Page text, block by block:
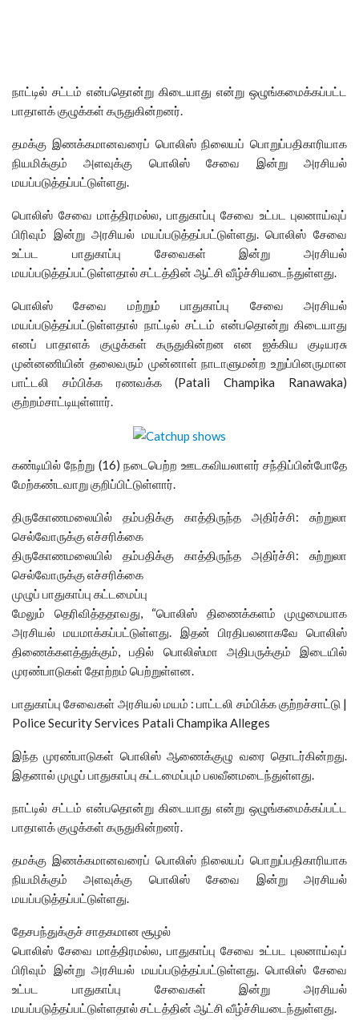
நாட்டில் சட்டம் என்பதொன்று கிடையாது என்று ஒழுங்கமைக்கப்பட்ட
பாதாளக் குழுக்கள் கருதுகின்றனர்.
தமக்கு இணக்கமானவரைப் பொலிஸ் நிலையப் பொறுப்பதிகாரியாக
நியமிக்கும் அளவுக்கு பொலிஸ் சேவை இன்று அரசியல்
மயப்படுத்தப்பட்டுள்ளது.
பொலிஸ் சேவை மாத்திரமல்ல, பாதுகாப்பு சேவை உட்பட புலனாய்வுப்
பிரிவும் இன்று அரசியல் மயப்படுத்தப்பட்டுள்ளது. பொலிஸ் சேவை
உட்பட பாதுகாப்பு சேவைகள் இன்று அரசியல்
மயப்படுத்தப்பட்டுள்ளதால் சட்டத்தின் ஆட்சி வீழ்ச்சியடைந்துள்ளது.
பொலிஸ் சேவை மற்றும் பாதுகாப்பு சேவை அரசியல்
மயப்படுத்தப்பட்டுள்ளதால் நாட்டில் சட்டம் என்பதொன்று கிடையாது
எனப் பாதாளக் குழுக்கள் கருதுகின்றன என ஐக்கிய குடியரசு
முன்னணியின் தலைவரும் முன்னாள் நாடாளுமன்ற உறுப்பினருமான
பாட்டலி சம்பிக்க ரணவக்க (Patali Champika Ranawaka)
குற்றம்சாட்டியுள்ளார்.
கண்டியில் நேற்று (16) நடைபெற்ற ஊடகவியலாளர் சந்திப்பின்போதே
மேற்கண்டவாறு குறிப்பிட்டுள்ளார்.
திருகோணமலையில் தம்பதிக்கு காத்திருந்த அதிர்ச்சி: சுற்றுலா
செல்வோருக்கு எச்சரிக்கை
திருகோணமலையில் தம்பதிக்கு காத்திருந்த அதிர்ச்சி: சுற்றுலா
செல்வோருக்கு எச்சரிக்கை
முழுப் பாதுகாப்பு கட்டமைப்பு
மேலும் தெரிவித்ததாவது, “பொலிஸ் திணைக்களம் முழுமையாக
அரசியல் மயமாக்கப்பட்டுள்ளது. இதன் பிரதிபலனாகவே பொலிஸ்
திணைக்களத்துக்கும், பதில் பொலிஸ்மா அதிபருக்கும் இடையில்
முரண்பாடுகள் தோற்றம் பெற்றுள்ளன.
பாதுகாப்பு சேவைகள் அரசியல் மயம் : பாட்டலி சம்பிக்க குற்றச்சாட்டு |
Police Security Services Patali Champika Alleges
இந்த முரண்பாடுகள் பொலிஸ் ஆணைக்குழு வரை தொடர்கின்றது.
இதனால் முழுப் பாதுகாப்பு கட்டமைப்பும் பலவீனமடைந்துள்ளது.
நாட்டில் சட்டம் என்பதொன்று கிடையாது என்று ஒழுங்கமைக்கப்பட்ட
பாதாளக் குழுக்கள் கருதுகின்றனர்.
தமக்கு இணக்கமானவரைப் பொலிஸ் நிலையப் பொறுப்பதிகாரியாக
நியமிக்கும் அளவுக்கு பொலிஸ் சேவை இன்று அரசியல்
மயப்படுத்தப்பட்டுள்ளது.
தேசபந்துக்குச் சாதகமான சூழல்
பொலிஸ் சேவை மாத்திரமல்ல, பாதுகாப்பு சேவை உட்பட புலனாய்வுப்
பிரிவும் இன்று அரசியல் மயப்படுத்தப்பட்டுள்ளது. பொலிஸ் சேவை
உட்பட பாதுகாப்பு சேவைகள் இன்று அரசியல்
மயப்படுத்தப்பட்டுள்ளதால் சட்டத்தின் ஆட்சி வீழ்ச்சியடைந்துள்ளது.